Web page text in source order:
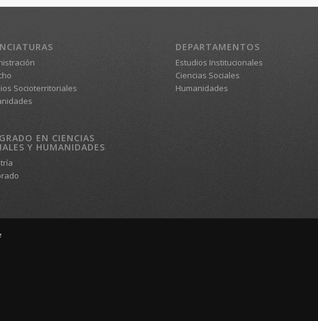
Socioterritoriales
EN CIENCIAS
Y HUMANIDADES
DEPARTAMENTOS
Estudios Institucionales
Ciencias Sociales
Humanidades